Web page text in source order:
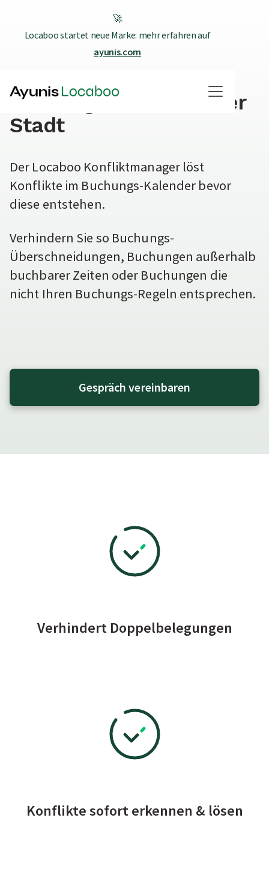
🚀
Locaboo startet neue Marke: mehr erfahren auf
ayunis.com
Konfliktmanager im
Buchungskalender Ihrer
Stadt
Der Locaboo Konfliktmanager löst
Konflikte im Buchungs-Kalender bevor
diese entstehen.
Verhindern Sie so Buchungs-
Überschneidungen, Buchungen außerhalb
buchbarer Zeiten oder Buchungen die
nicht Ihren Buchungs-Regeln entsprechen.
Gespräch vereinbaren
Verhindert Doppelbelegungen
Konflikte sofort erkennen & lösen